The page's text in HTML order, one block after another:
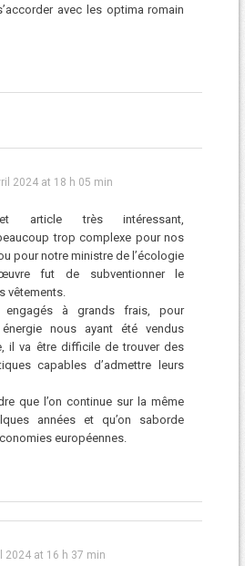
avec les optima romain
2024 at 18 h 05 min
article très intéressant,
trop complexe pour nos
pour notre ministre de l’écologie
fut de subventionner le
vêtements.
engagés à grands frais, pour
nous ayant été vendus
il va être difficile de trouver des
capables d’admettre leurs
que l’on continue sur la même
années et qu’on saborde
européennes.
2024 at 16 h 37 min